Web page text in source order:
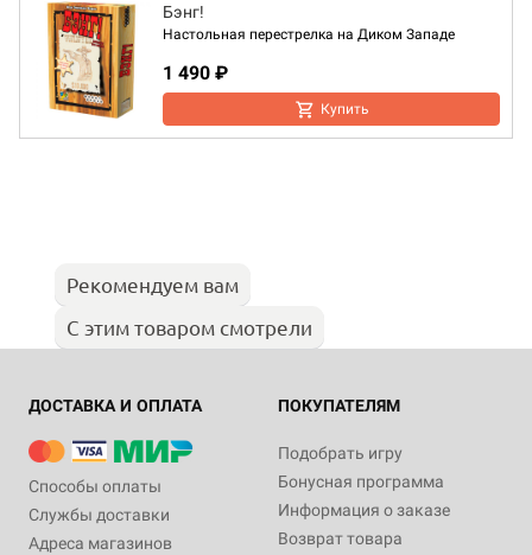
Бэнг!
Настольная перестрелка на Диком Западе
1 490 ₽
Купить
Рекомендуем вам
С этим товаром смотрели
ДОСТАВКА И ОПЛАТА
Способы оплаты
Службы доставки
Адреса магазинов
ПОКУПАТЕЛЯМ
Подобрать игру
Бонусная программа
Информация о заказе
Возврат товара